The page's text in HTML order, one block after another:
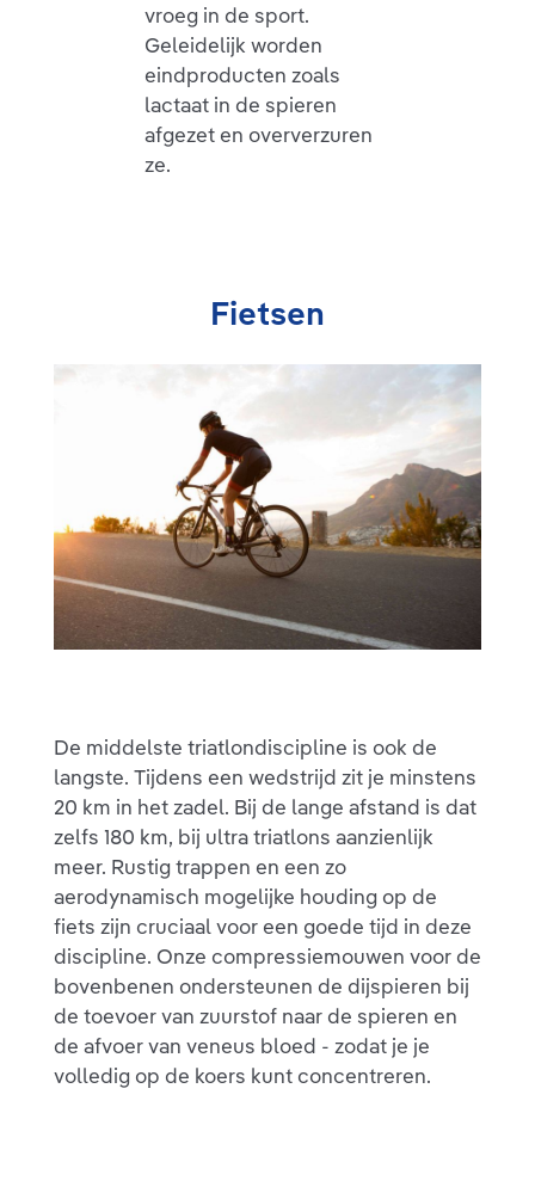
vroeg in de sport.
Geleidelijk worden
eindproducten zoals
lactaat in de spieren
afgezet en oververzuren
ze.
Fietsen
De middelste triatlondiscipline is ook de
langste. Tijdens een wedstrijd zit je minstens
20 km in het zadel. Bij de lange afstand is dat
zelfs 180 km, bij ultra triatlons aanzienlijk
meer. Rustig trappen en een zo
aerodynamisch mogelijke houding op de
fiets zijn cruciaal voor een goede tijd in deze
discipline. Onze compressiemouwen voor de
bovenbenen ondersteunen de dijspieren bij
de toevoer van zuurstof naar de spieren en
de afvoer van veneus bloed - zodat je je
volledig op de koers kunt concentreren.